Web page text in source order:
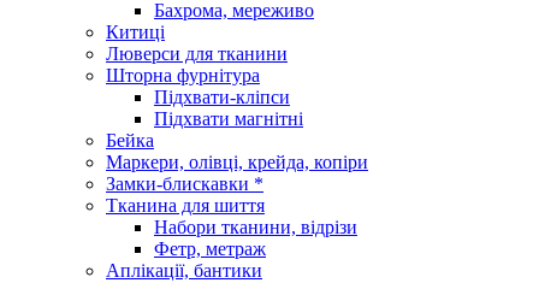
Бахрома, мереживо
Китиці
Люверси для тканини
Шторна фурнітура
Підхвати-кліпси
Підхвати магнітні
Бейка
Маркери, олівці, крейда, копіри
Замки-блискавки *
Тканина для шиття
Набори тканини, відрізи
Фетр, метраж
Аплікації, бантики